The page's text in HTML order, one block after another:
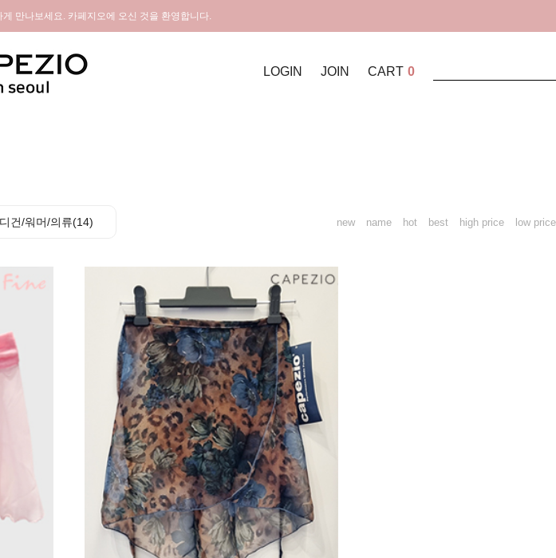
만나보세요. 카페지오에 오신 것을 환영합니다.
LOGIN JOIN CART 0
건/워머/의류(14) new name hot best high price low price